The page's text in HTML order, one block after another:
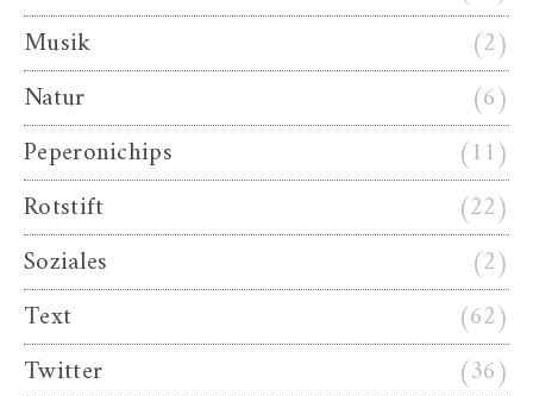
Musik
(2)
Natur
(6)
Peperonichips
(11)
Rotstift
(22)
Soziales
(2)
Text
(62)
Twitter
(36)